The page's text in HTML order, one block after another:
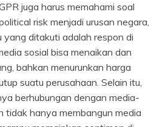
juga harus memahami soal
risk menjadi urusan negara,
ditakuti adalah respon di
sosial bisa menaikan dan
bahkan menurunkan harga
suatu perusahaan. Selain itu,
berhubungan dengan media-
tidak hanya membangun media